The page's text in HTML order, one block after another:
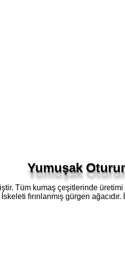
Yumuşak
Tüm kumaş çeşitlerinde
İskeleti fırınlanmış gürgen